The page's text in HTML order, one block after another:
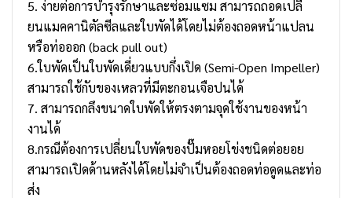
5. ง่ายต่อการบำรุงรักษาและซ่อมแซม สามารถถอดเปลี
ยนแมคคานิตัลซีลและใบพัดได้โดยไม่ต้องถอดหน้าแปลน
หรือท่อออก (back pull out)
6.ใบพัดเป็นใบพัดเดี่ยวแบบกึ่งเปิด (Semi-Open Impeller)
สามารถใช้กับของเหลวที่มีตะกอนเจือปนได้
7. สามารถกลึงขนาดใบพัดให้ตรงตามจุดใช้งานของหน้า
งานได้
8.กรณีต้องการเปลี่ยนใบพัดของปั๊มหอยโข่งชนิดต่อยอย
สามารถเปิดด้านหลังได้โดยไม่จำเป็นต้องถอดท่อดูดและท่อ
ส่ง